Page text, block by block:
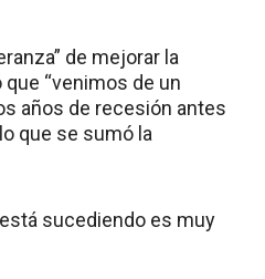
de mejorar la
“venimos de un
años de recesión antes
que se sumó la
sucediendo es muy